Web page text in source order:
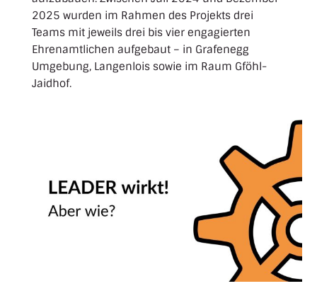
2025 wurden im Rahmen des Projekts drei
Teams mit jeweils drei bis vier engagierten
Ehrenamtlichen aufgebaut – in Grafenegg
Umgebung, Langenlois sowie im Raum Gföhl-
Jaidhof.